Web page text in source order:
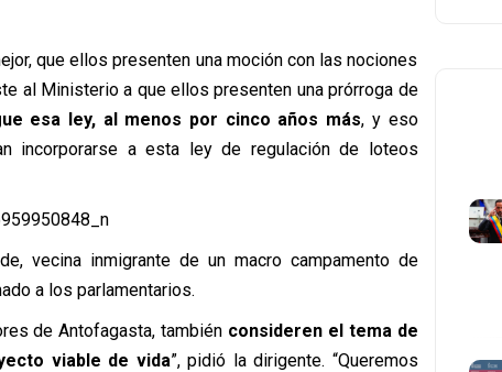
que ellos presenten una moción con las nociones
al Ministerio a que ellos presenten una prórroga de
esa ley, al menos por cinco años más, y eso
incorporarse a esta ley de regulación de loteos
vecina inmigrante de un macro campamento de
a los parlamentarios.
de Antofagasta, también consideren el tema de
viable de vida”, pidió la dirigente. “Queremos